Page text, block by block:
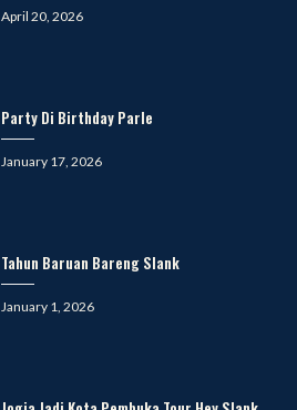
Posted
April 20, 2026
Party Di Birthday Parle
Posted
January 17, 2026
Tahun Baruan Bareng Slank
Posted
January 1, 2026